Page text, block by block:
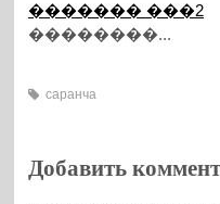
������� ���2
��������...
саранча
Добавить